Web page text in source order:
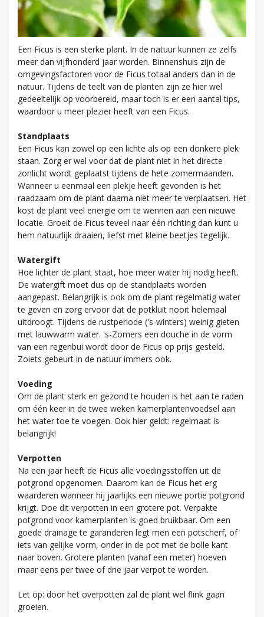
Een Ficus is een sterke plant. In de natuur kunnen ze zelfs
meer dan vijfhonderd jaar worden. Binnenshuis zijn de
omgevingsfactoren voor de Ficus totaal anders dan in de
natuur. Tijdens de teelt van de planten zijn ze hier wel
gedeeltelijk op voorbereid, maar toch is er een aantal tips,
waardoor u meer plezier heeft van een Ficus.
Standplaats
Een Ficus kan zowel op een lichte als op een donkere plek
staan. Zorg er wel voor dat de plant niet in het directe
zonlicht wordt geplaatst tijdens de hete zomermaanden.
Wanneer u eenmaal een plekje heeft gevonden is het
raadzaam om de plant daarna niet meer te verplaatsen. Het
kost de plant veel energie om te wennen aan een nieuwe
locatie. Groeit de Ficus teveel naar één richting dan kunt u
hem natuurlijk draaien, liefst met kleine beetjes tegelijk.
Watergift
Hoe lichter de plant staat, hoe meer water hij nodig heeft.
De watergift moet dus op de standplaats worden
aangepast. Belangrijk is ook om de plant regelmatig water
te geven en zorg ervoor dat de potkluit nooit helemaal
uitdroogt. Tijdens de rustperiode ('s-winters) weinig gieten
met lauwwarm water. 's-Zomers een douche in de vorm
van een regenbui wordt door de Ficus op prijs gesteld.
Zoiets gebeurt in de natuur immers ook.
Voeding
Om de plant sterk en gezond te houden is het aan te raden
om één keer in de twee weken kamerplantenvoedsel aan
het water toe te voegen. Ook hier geldt: regelmaat is
belangrijk!
Verpotten
Na een jaar heeft de Ficus alle voedingsstoffen uit de
potgrond opgenomen. Daarom kan de Ficus het erg
waarderen wanneer hij jaarlijks een nieuwe portie potgrond
krijgt. Doe dit verpotten in een grotere pot. Verpakte
potgrond voor kamerplanten is goed bruikbaar. Om een
goede drainage te garanderen legt men een potscherf, of
iets van gelijke vorm, onder in de pot met de bolle kant
naar boven. Grotere planten (vanaf een meter) hoeven
maar eens per twee of drie jaar verpot te worden.
Let op: door het overpotten zal de plant wel flink gaan
groeien.